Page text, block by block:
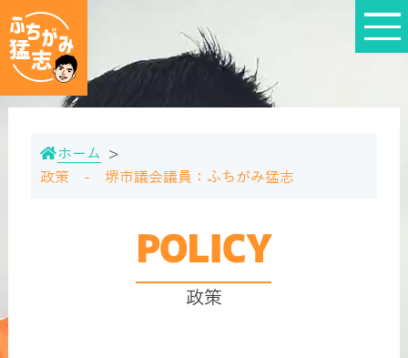
ホーム
政策 - 堺市議会議員：ふちがみ猛志
POLICY
政策